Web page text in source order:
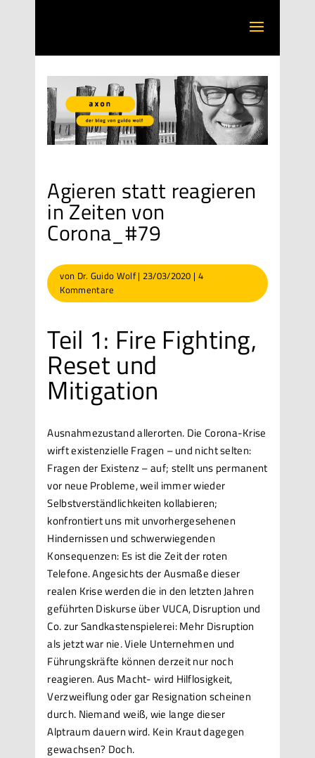
Agieren statt reagieren
in Zeiten von
Corona_#79
von Dr. Guido Wolf| 23/03/2020 | 4
Kommentare
Teil 1: Fire Fighting,
Reset und
Mitigation
Ausnahmezustand allerorten. Die Corona-Krise
wirft existenzielle Fragen – und nicht selten:
Fragen der Existenz – auf; stellt uns permanent
vor neue Probleme, weil immer wieder
Selbstverständlichkeiten kollabieren;
konfrontiert uns mit unvorhergesehenen
Hindernissen und schwerwiegenden
Konsequenzen: Es ist die Zeit der roten
Telefone. Angesichts der Ausmaße dieser
realen Krise werden die in den letzten Jahren
geführten Diskurse über VUCA, Disruption und
Co. zur Sandkastenspielerei: Mehr Disruption
als jetzt war nie. Viele Unternehmen und
Führungskräfte können derzeit nur noch
reagieren. Aus Macht- wird Hilflosigkeit,
Verzweiflung oder gar Resignation scheinen
durch. Niemand weiß, wie lange dieser
Alptraum dauern wird. Kein Kraut dagegen
gewachsen? Doch.